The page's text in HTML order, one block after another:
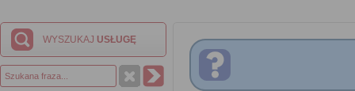
WYSZUKAJ USŁUGĘ